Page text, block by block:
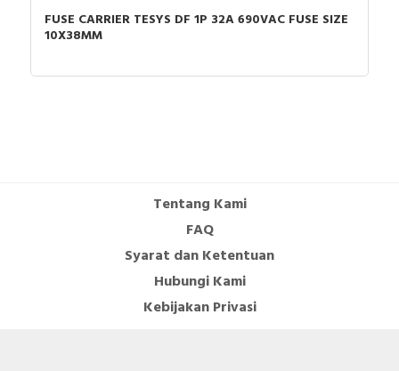
FUSE CARRIER TESYS DF 1P 32A 690VAC FUSE SIZE
10X38MM
Tentang Kami
FAQ
Syarat dan Ketentuan
Hubungi Kami
Kebijakan Privasi